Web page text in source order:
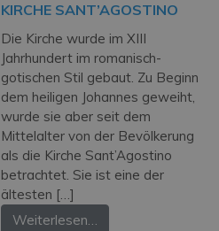
KIRCHE SANT’AGOSTINO
Die Kirche wurde im XIII
Jahrhundert im romanisch-
gotischen Stil gebaut. Zu Beginn
dem heiligen Johannes geweiht,
wurde sie aber seit dem
Mittelalter von der Bevölkerung
als die Kirche Sant’Agostino
betrachtet. Sie ist eine der
ältesten […]
Weiterlesen…